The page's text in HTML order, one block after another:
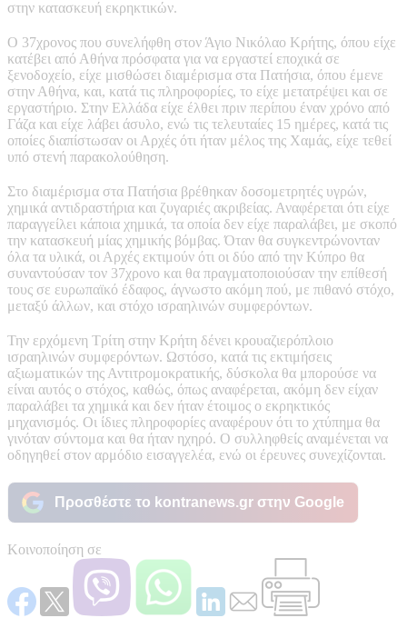
στην κατασκευή εκρηκτικών.
Ο 37χρονος που συνελήφθη στον Άγιο Νικόλαο Κρήτης, όπου είχε
κατέβει από Αθήνα πρόσφατα για να εργαστεί εποχικά σε
ξενοδοχείο, είχε μισθώσει διαμέρισμα στα Πατήσια, όπου έμενε
στην Αθήνα, και, κατά τις πληροφορίες, το είχε μετατρέψει και σε
εργαστήριο. Στην Ελλάδα είχε έλθει πριν περίπου έναν χρόνο από
Γάζα και είχε λάβει άσυλο, ενώ τις τελευταίες 15 ημέρες, κατά τις
οποίες διαπίστωσαν οι Αρχές ότι ήταν μέλος της Χαμάς, είχε τεθεί
υπό στενή παρακολούθηση.
Στο διαμέρισμα στα Πατήσια βρέθηκαν δοσομετρητές υγρών,
χημικά αντιδραστήρια και ζυγαριές ακριβείας. Αναφέρεται ότι είχε
παραγγείλει κάποια χημικά, τα οποία δεν είχε παραλάβει, με σκοπό
την κατασκευή μίας χημικής βόμβας. Όταν θα συγκεντρώνονταν
όλα τα υλικά, οι Αρχές εκτιμούν ότι οι δύο από την Κύπρο θα
συναντούσαν τον 37χρονο και θα πραγματοποιούσαν την επίθεσή
τους σε ευρωπαϊκό έδαφος, άγνωστο ακόμη πού, με πιθανό στόχο,
μεταξύ άλλων, και στόχο ισραηλινών συμφερόντων.
Την ερχόμενη Τρίτη στην Κρήτη δένει κρουαζιερόπλοιο
ισραηλινών συμφερόντων. Ωστόσο, κατά τις εκτιμήσεις
αξιωματικών της Αντιτρομοκρατικής, δύσκολα θα μπορούσε να
είναι αυτός ο στόχος, καθώς, όπως αναφέρεται, ακόμη δεν είχαν
παραλάβει τα χημικά και δεν ήταν έτοιμος ο εκρηκτικός
μηχανισμός. Οι ίδιες πληροφορίες αναφέρουν ότι το χτύπημα θα
γινόταν σύντομα και θα ήταν ηχηρό. Ο συλληφθείς αναμένεται να
οδηγηθεί στον αρμόδιο εισαγγελέα, ενώ οι έρευνες συνεχίζονται.
Προσθέστε το kontranews.gr στην Google
Κοινοποίηση σε